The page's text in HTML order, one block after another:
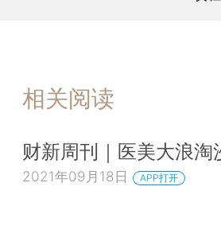
相关阅读
财新周刊｜医美大浪淘
2021年09月18日 APP打开